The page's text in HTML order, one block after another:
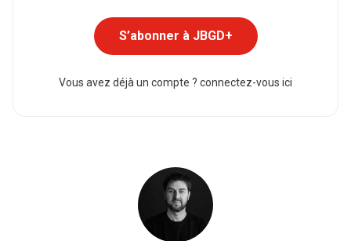
S’abonner à JBGD+
Vous avez déjà un compte ? connectez-vous ici